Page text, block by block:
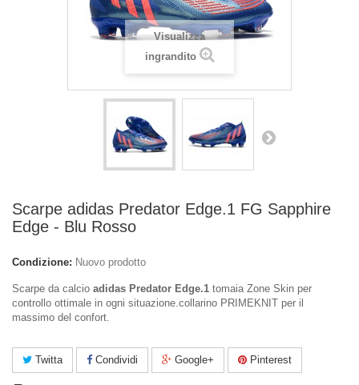
Visualizza
ingrandito
Scarpe adidas Predator Edge.1 FG Sapphire
Edge - Blu Rosso
Condizione: Nuovo prodotto
Scarpe da calcio adidas Predator Edge.1 tomaia Zone Skin per
controllo ottimale in ogni situazione.collarino PRIMEKNIT per il
massimo del confort.
Twitta Condividi Google+ Pinterest